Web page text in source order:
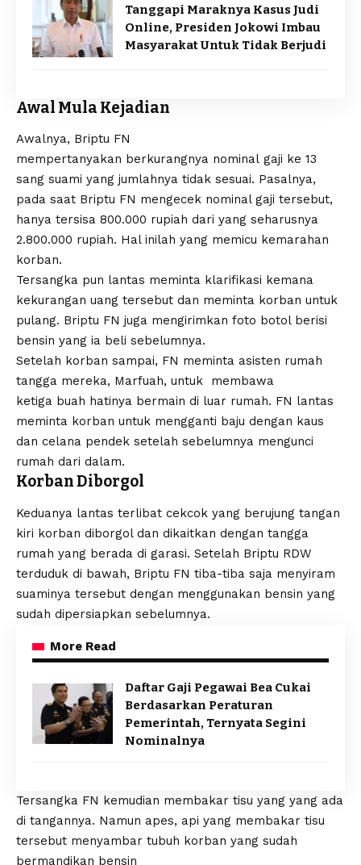
Tanggapi Maraknya Kasus Judi
Online, Presiden Jokowi Imbau
Masyarakat Untuk Tidak Berjudi
Awal Mula Kejadian
Awalnya, Briptu FN
mempertanyakan berkurangnya nominal gaji ke 13
sang suami yang jumlahnya tidak sesuai. Pasalnya,
pada saat Briptu FN mengecek nominal gaji tersebut,
hanya tersisa 800.000 rupiah dari yang seharusnya
2.800.000 rupiah. Hal inilah yang memicu kemarahan
korban.
Tersangka pun lantas meminta klarifikasi kemana
kekurangan uang tersebut dan meminta korban untuk
pulang. Briptu FN juga mengirimkan foto botol berisi
bensin yang ia beli sebelumnya.
Setelah korban sampai, FN meminta asisten rumah
tangga mereka, Marfuah, untuk membawa
ketiga buah hatinya bermain di luar rumah. FN lantas
meminta korban untuk mengganti baju dengan kaus
dan celana pendek setelah sebelumnya mengunci
rumah dari dalam.
Korban Diborgol
Keduanya lantas terlibat cekcok yang berujung tangan
kiri korban diborgol dan dikaitkan dengan tangga
rumah yang berada di garasi. Setelah Briptu RDW
terduduk di bawah, Briptu FN tiba-tiba saja menyiram
suaminya tersebut dengan menggunakan bensin yang
sudah dipersiapkan sebelumnya.
More Read
Daftar Gaji Pegawai Bea Cukai
Berdasarkan Peraturan
Pemerintah, Ternyata Segini
Nominalnya
Tersangka FN kemudian membakar tisu yang yang ada
di tangannya. Namun apes, api yang membakar tisu
tersebut menyambar tubuh korban yang sudah
bermandikan bensin